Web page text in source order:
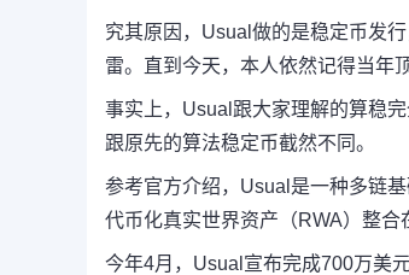
究其原因，Usual做的是稳定币发
雷。直到今天，本人依然记得当年
事实上，Usual跟大家理解的算稳完
跟原先的算法稳定币截然不同。
参考官方介绍，Usual是一种多链
代币化真实世界资产（RWA）整合
今年4月，Usual宣布完成700万美